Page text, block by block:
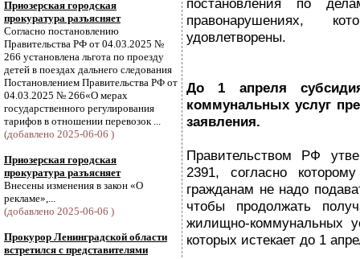
Приозерская городская
прокуратура разъясняет
Согласно постановлению
Правительства РФ от 04.03.2025 №
266 установлена льгота по проезду
детей в поездах дальнего следования
Постановлением Правительства РФ от
04.03.2025 № 266«О мерах
государственного регулирования
тарифов в отношении перевозок ...
(добавлено 2025-06-06 )
Приозерская городская
прокуратура разъясняет
Внесены изменения в закон «О
рекламе»,...
(добавлено 2025-06-06 )
Прокурор Ленинградской области
встретился с представителями
постановления по
правонарушениях,
удовлетворены.
До 1 апреля
коммунальных услуг
заявления.
Правительством РФ
2391, согласно
гражданам не надо
чтобы продолжать
жилищно-коммунальных
которых истекает до 1